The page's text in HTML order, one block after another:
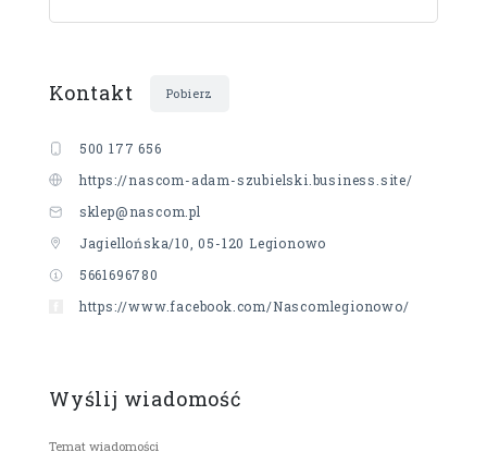
Kontakt Pobierz
500 177 656
https://nascom-adam-szubielski.business.site/
sklep@nascom.pl
Jagiellońska/10, 05-120 Legionowo
5661696780
https://www.facebook.com/Nascomlegionowo/
Wyślij wiadomość